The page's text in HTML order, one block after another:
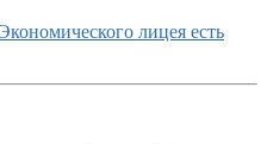
лицея есть